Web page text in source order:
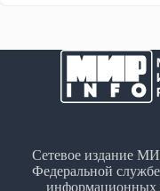
Сетевое издание
Федеральной
информационных